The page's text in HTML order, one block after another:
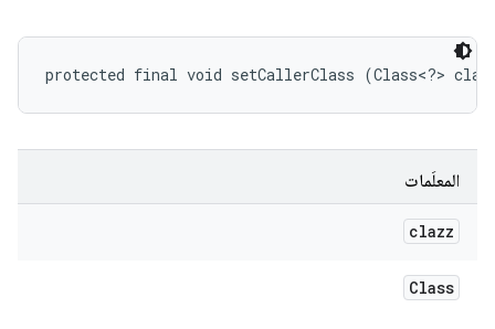
protected final void setCallerClass (Class<?>
المعلَمات
clazz
Class